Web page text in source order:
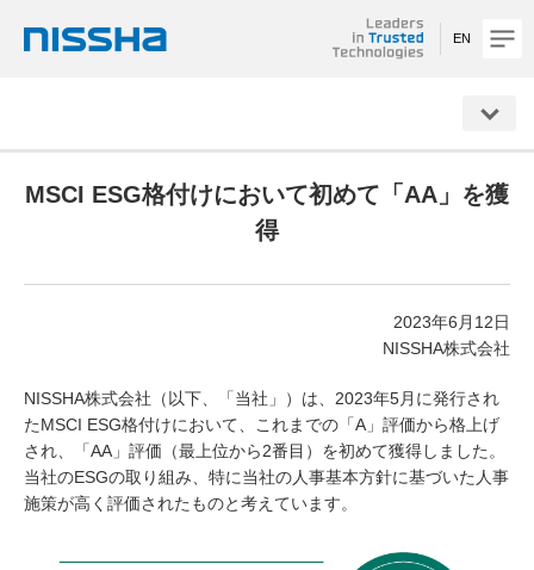
EN
MSCI ESG格付けにおいて初めて「AA」を獲
得
2023年6月12日
NISSHA株式会社
NISSHA株式会社（以下、「当社」）は、2023年5月に発行され
たMSCI ESG格付けにおいて、これまでの「A」評価から格上げ
され、「AA」評価（最上位から2番目）を初めて獲得しました。
当社のESGの取り組み、特に当社の人事基本方針に基づいた人事
施策が高く評価されたものと考えています。